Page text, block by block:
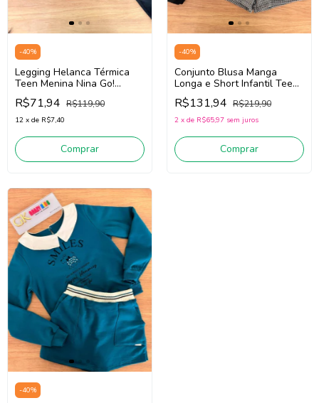
-40%
Legging Helanca Térmica
Teen Menina Nina Go!
2261006 (Preto)
R$71,94 R$119,90
12 x de R$7,40
Comprar
-40%
Conjunto Blusa Manga
Longa e Short Infantil Teen
Menina Nina Go! 2261026
(Preto/Cinza)
R$131,94 R$219,90
2 x de R$65,97 sem juros
Comprar
-40%